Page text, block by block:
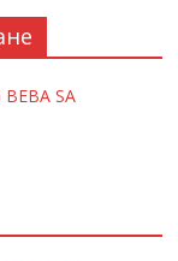
BEBA SA